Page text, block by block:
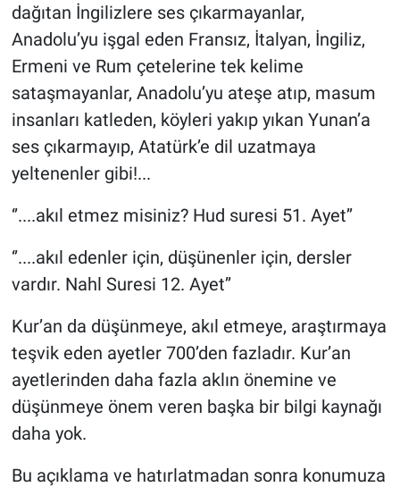
dağıtan İngilizlere ses çıkarmayanlar,
Anadolu’yu işgal eden Fransız, İtalyan, İngiliz,
Ermeni ve Rum çetelerine tek kelime
sataşmayanlar, Anadolu’yu ateşe atıp, masum
insanları katleden, köyleri yakıp yıkan Yunan’a
ses çıkarmayıp, Atatürk’e dil uzatmaya
yeltenenler gibi!...
‘’....akıl etmez misiniz? Hud suresi 51. Ayet’’
‘’....akıl edenler için, düşünenler için, dersler
vardır. Nahl Suresi 12. Ayet’’
Kur’an da düşünmeye, akıl etmeye, araştırmaya
teşvik eden ayetler 700’den fazladır. Kur’an
ayetlerinden daha fazla aklın önemine ve
düşünmeye önem veren başka bir bilgi kaynağı
daha yok.
Bu açıklama ve hatırlatmadan sonra konumuza